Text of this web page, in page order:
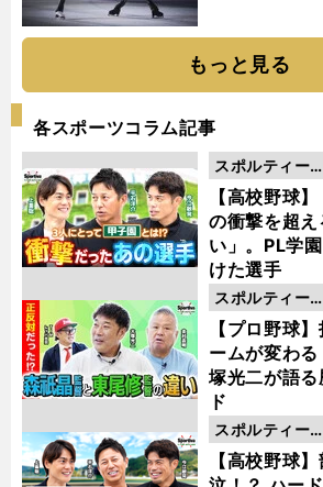
もっと見る
各スポーツコラム記事
【高校野球
の衝撃を超
い」。PL学
けた選手
スポルティーバ
動画
【プロ野球
ームが変わ
塚光二が語
ド
スポルティーバ
動画
【高校野球
スポルティーバ
動画